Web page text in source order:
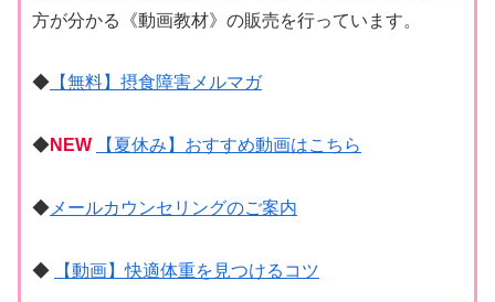
方が分かる《動画教材》の販売を行っています。
◆ 【無料】摂食障害メルマガ
◆NEW 【夏休み】おすすめ動画はこちら
◆ メールカウンセリングのご案内
◆ 【動画】快適体重を見つけるコツ